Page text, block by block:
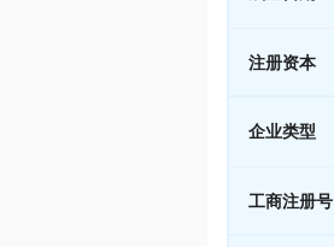
注册资本
企业类型
工商注册号